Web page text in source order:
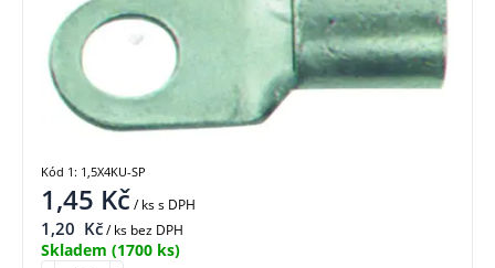
1,45 Kč/ kss DPH
1,20 Kč/ ks bez DPH
Skladem (1700 ks)
Kód 1: 1,5X4KU-SP